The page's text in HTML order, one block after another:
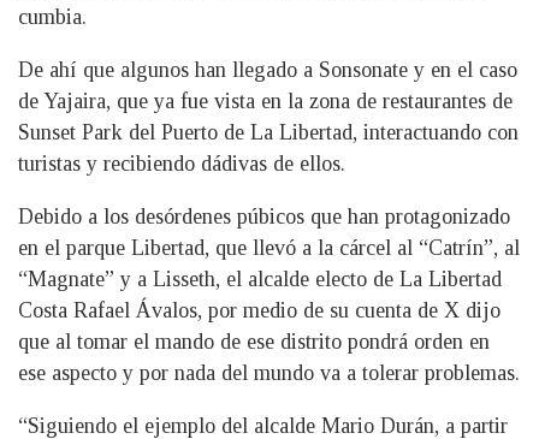
cumbia.
De ahí que algunos han llegado a Sonsonate y en el caso
de Yajaira, que ya fue vista en la zona de restaurantes de
Sunset Park del Puerto de La Libertad, interactuando con
turistas y recibiendo dádivas de ellos.
Debido a los desórdenes púbicos que han protagonizado
en el parque Libertad, que llevó a la cárcel al “Catrín”, al
“Magnate” y a Lisseth, el alcalde electo de La Libertad
Costa Rafael Ávalos, por medio de su cuenta de X dijo
que al tomar el mando de ese distrito pondrá orden en
ese aspecto y por nada del mundo va a tolerar problemas.
“Siguiendo el ejemplo del alcalde Mario Durán, a partir